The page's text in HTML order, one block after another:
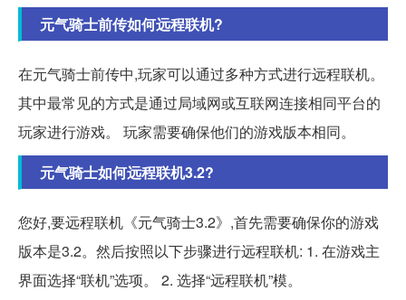
元气骑士前传如何远程联机?
在元气骑士前传中,玩家可以通过多种方式进行远程联机。
其中最常见的方式是通过局域网或互联网连接相同平台的
玩家进行游戏。 玩家需要确保他们的游戏版本相同。
元气骑士如何远程联机3.2?
您好,要远程联机《元气骑士3.2》,首先需要确保你的游戏
版本是3.2。然后按照以下步骤进行远程联机: 1. 在游戏主
界面选择“联机”选项。 2. 选择“远程联机”模。